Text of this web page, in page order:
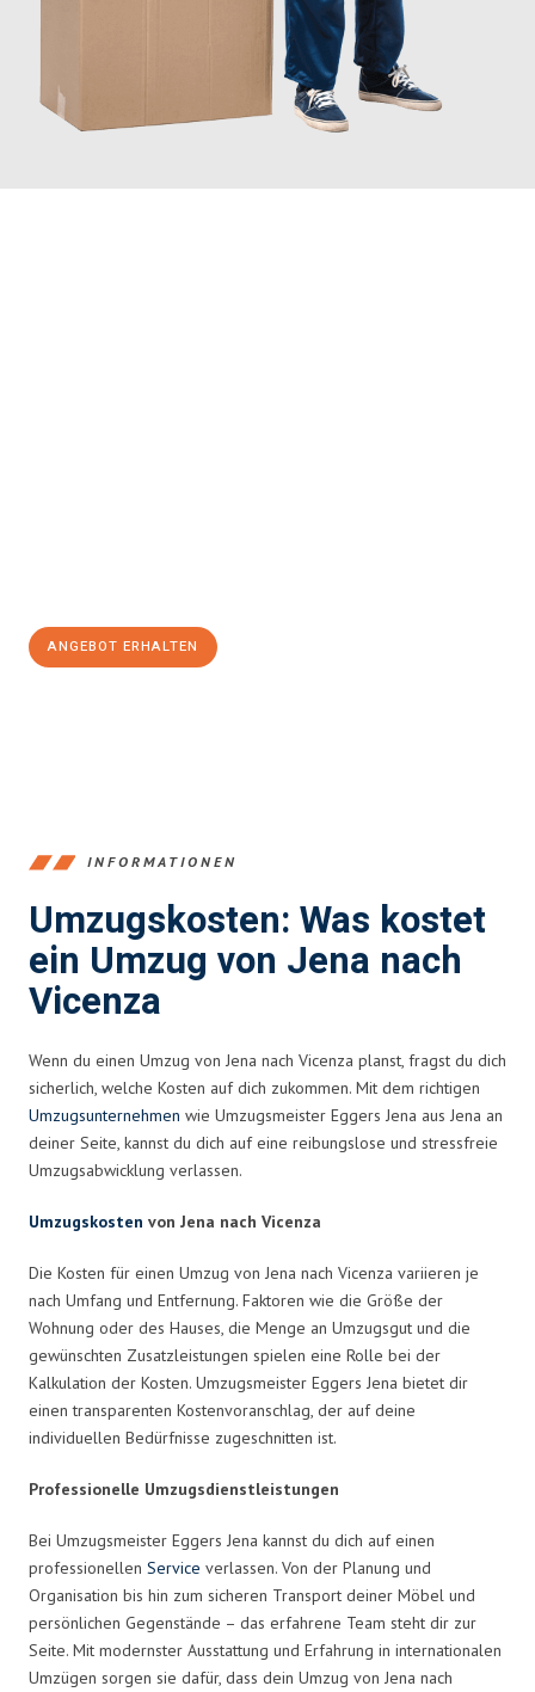
ANGEBOT ERHALTEN
INFORMATIONEN
Umzugskosten: Was kostet
ein Umzug von Jena nach
Vicenza
Wenn du einen Umzug von Jena nach Vicenza planst, fragst du dich
sicherlich, welche Kosten auf dich zukommen. Mit dem richtigen
Umzugsunternehmen wie Umzugsmeister Eggers Jena aus Jena an
deiner Seite, kannst du dich auf eine reibungslose und stressfreie
Umzugsabwicklung verlassen.
Umzugskosten von Jena nach Vicenza
Die Kosten für einen Umzug von Jena nach Vicenza variieren je
nach Umfang und Entfernung. Faktoren wie die Größe der
Wohnung oder des Hauses, die Menge an Umzugsgut und die
gewünschten Zusatzleistungen spielen eine Rolle bei der
Kalkulation der Kosten. Umzugsmeister Eggers Jena bietet dir
einen transparenten Kostenvoranschlag, der auf deine
individuellen Bedürfnisse zugeschnitten ist.
Professionelle Umzugsdienstleistungen
Bei Umzugsmeister Eggers Jena kannst du dich auf einen
professionellen Service verlassen. Von der Planung und
Organisation bis hin zum sicheren Transport deiner Möbel und
persönlichen Gegenstände – das erfahrene Team steht dir zur
Seite. Mit modernster Ausstattung und Erfahrung in internationalen
Umzügen sorgen sie dafür, dass dein Umzug von Jena nach